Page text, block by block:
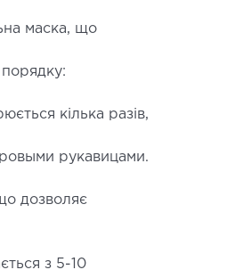
маска, що
кілька разів,
рукавицами.
дозволяє
з 5-10